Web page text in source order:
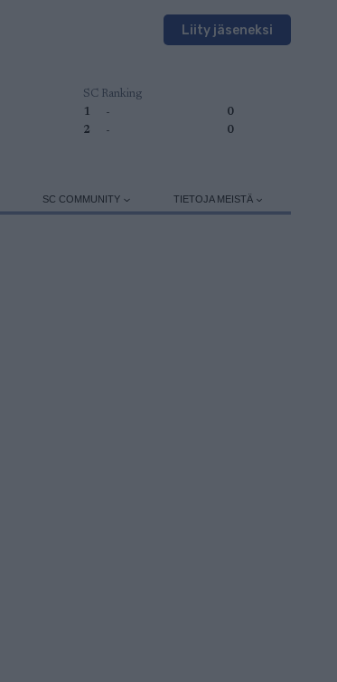
Liity jäseneksi
SC Ranking
1
-
0
2
- 0
SC COMMUNITY TIETOJA MEISTÄ